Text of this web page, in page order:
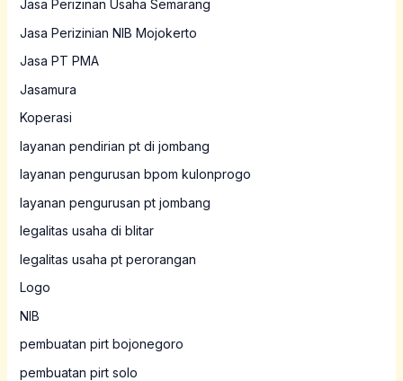
Jasa Perizinan Usaha Semarang
Jasa Perizinian NIB Mojokerto
Jasa PT PMA
Jasamura
Koperasi
layanan pendirian pt di jombang
layanan pengurusan bpom kulonprogo
layanan pengurusan pt jombang
legalitas usaha di blitar
legalitas usaha pt perorangan
Logo
NIB
pembuatan pirt bojonegoro
pembuatan pirt solo